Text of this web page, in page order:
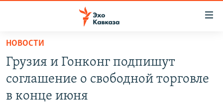
Вернуться
основному
содержанию
ТБИЛИСИ
НОВОСТИ
Грузия и Гонконг подпишут
соглашение о свободной торговле
в конце июня